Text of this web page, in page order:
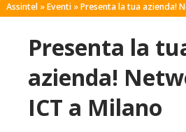
Assintel »Eventi » Presenta la tua azienda!
Presenta la
azienda!
ICT a Milano